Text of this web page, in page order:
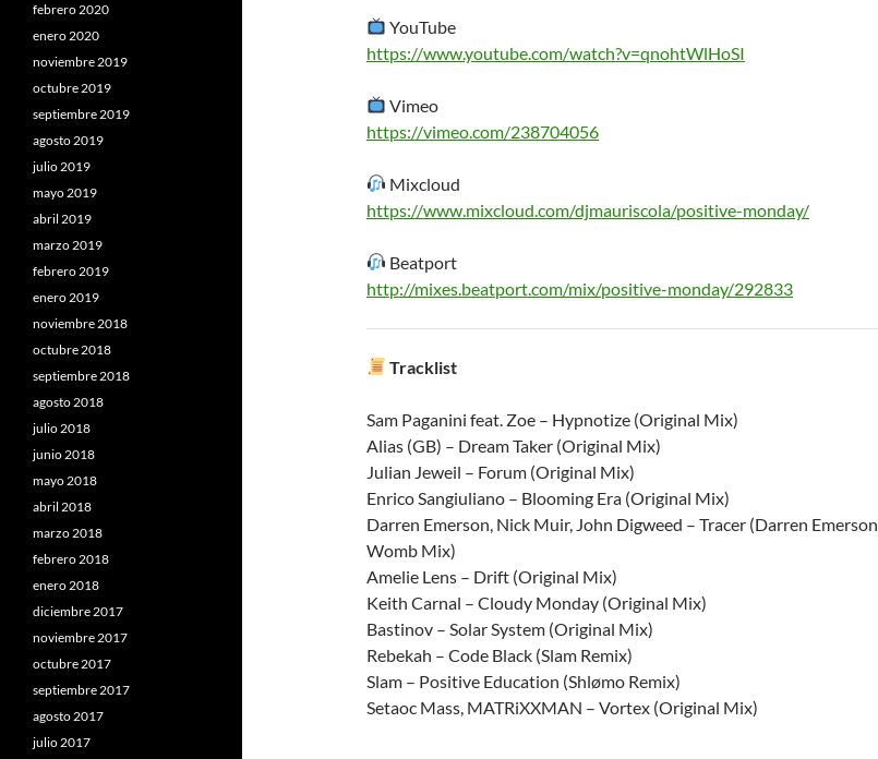
YouTube
https://www.youtube.com/watch?v=qnohtWlHoSI
Vimeo
https://vimeo.com/238704056
Mixcloud
https://www.mixcloud.com/djmauriscola/positive-monday/
Beatport
http://mixes.beatport.com/mix/positive-monday/292833
Tracklist
Sam Paganini feat. Zoe – Hypnotize (Original Mix)
Alias (GB) – Dream Taker (Original Mix)
Julian Jeweil – Forum (Original Mix)
Enrico Sangiuliano – Blooming Era (Original Mix)
Darren Emerson, Nick Muir, John Digweed – Tracer (Darren Emerson
Womb Mix)
Amelie Lens – Drift (Original Mix)
Keith Carnal – Cloudy Monday (Original Mix)
Bastinov – Solar System (Original Mix)
Rebekah – Code Black (Slam Remix)
Slam – Positive Education (Shlømo Remix)
Setaoc Mass, MATRiXXMAN – Vortex (Original Mix)
febrero 2020
enero 2020
noviembre 2019
octubre 2019
septiembre 2019
agosto 2019
julio 2019
mayo 2019
abril 2019
marzo 2019
febrero 2019
enero 2019
noviembre 2018
octubre 2018
septiembre 2018
agosto 2018
julio 2018
junio 2018
mayo 2018
abril 2018
marzo 2018
febrero 2018
enero 2018
diciembre 2017
noviembre 2017
octubre 2017
septiembre 2017
agosto 2017
julio 2017